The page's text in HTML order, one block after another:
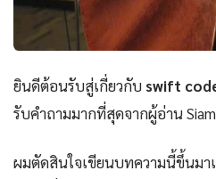
ยินดีต้อนรับสู่เกี่ยวกับ swift
รับคำถามมากที่สุดจากผู้อ่าน
ผมตัดสินใจเขียนบทความนี้ขึ้นม